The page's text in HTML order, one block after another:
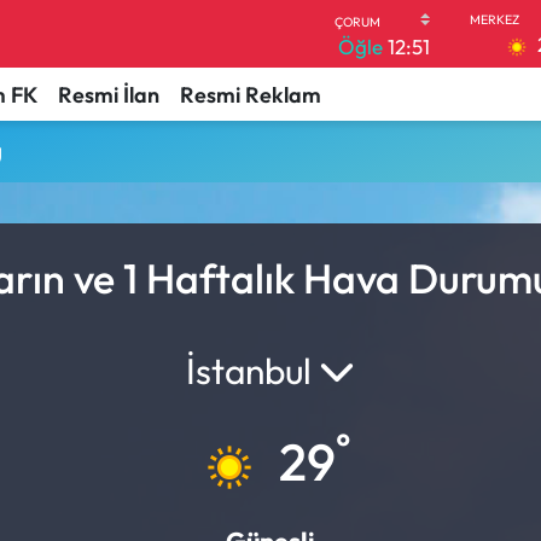
Öğle12:51
FK Resmi İlan Resmi Reklam
ve 1 Haftalık Hava
İstanbul
29°